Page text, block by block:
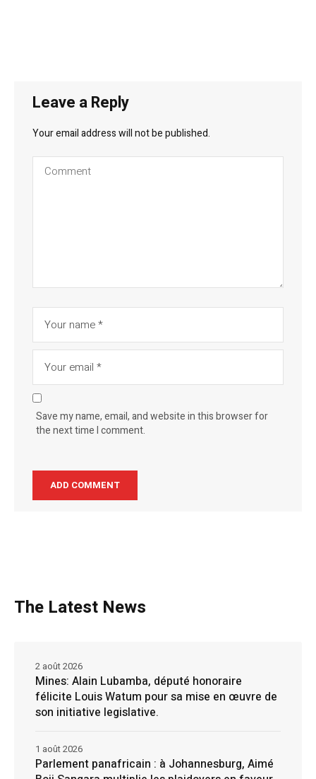
Leave a Reply
Your email address will not be published.
Save my name, email, and website in this browser for
the next time I comment.
The Latest News
Mines: Alain Lubamba, député honoraire
félicite Louis Watum pour sa mise en œuvre de
son initiative legislative.
2 août 2026
Parlement panafricain : à Johannesburg, Aimé
1 août 2026